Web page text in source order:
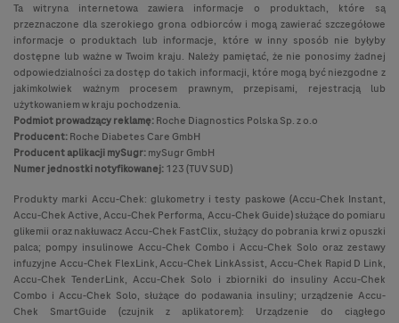
Ta witryna internetowa zawiera informacje o produktach, które są
przeznaczone dla szerokiego grona odbiorców i mogą zawierać szczegółowe
informacje o produktach lub informacje, które w inny sposób nie byłyby
dostępne lub ważne w Twoim kraju. Należy pamiętać, że nie ponosimy żadnej
odpowiedzialności za dostęp do takich informacji, które mogą być niezgodne z
jakimkolwiek ważnym procesem prawnym, przepisami, rejestracją lub
użytkowaniem w kraju pochodzenia.
Podmiot prowadzący reklamę:Roche Diagnostics Polska Sp. z o.o
Producent:Roche Diabetes Care GmbH
Producent aplikacji mySugr:mySugr GmbH
Numer jednostki notyfikowanej:123 (TUV SUD)
Produkty marki Accu-Chek: glukometry i testy paskowe (Accu-Chek Instant,
Accu-Chek Active, Accu-Chek Performa, Accu-Chek Guide) służące do pomiaru
glikemii oraz nakłuwacz Accu-Chek FastClix, służący do pobrania krwi z opuszki
palca; pompy insulinowe Accu-Chek Combo i Accu-Chek Solo oraz zestawy
infuzyjne Accu-Chek FlexLink, Accu-Chek LinkAssist, Accu-Chek Rapid D Link,
Accu-Chek TenderLink, Accu-Chek Solo i zbiorniki do insuliny Accu-Chek
Combo i Accu-Chek Solo, służące do podawania insuliny; urządzenie Accu-
Chek SmartGuide (czujnik z aplikatorem): Urządzenie do ciągłego